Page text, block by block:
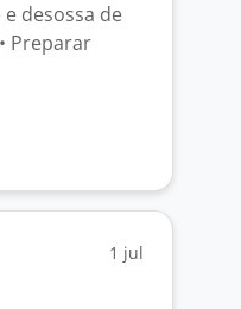
desossa de
Preparar
1 jul